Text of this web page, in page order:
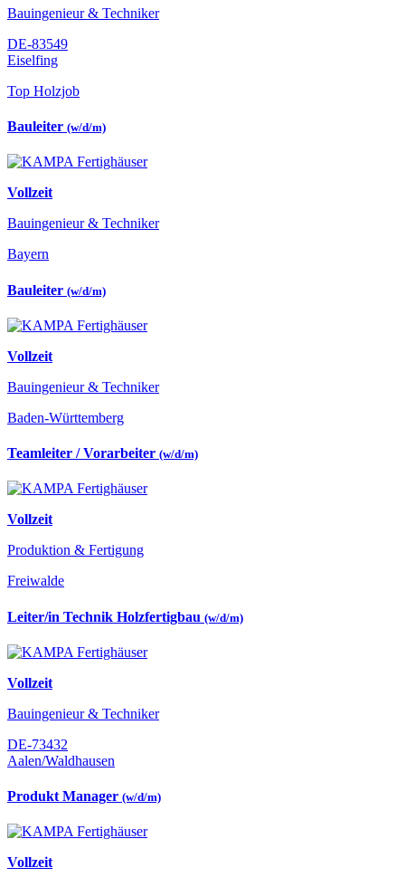
Bauingenieur & Techniker
DE-83549
Eiselfing
Top Holzjob
Bauleiter (w/d/m)
Vollzeit
Bauingenieur & Techniker
Bayern
Bauleiter (w/d/m)
Vollzeit
Bauingenieur & Techniker
Baden-Württemberg
Teamleiter / Vorarbeiter (w/d/m)
Vollzeit
Produktion & Fertigung
Freiwalde
Leiter/in Technik Holzfertigbau (w/d/m)
Vollzeit
Bauingenieur & Techniker
DE-73432
Aalen/Waldhausen
Produkt Manager (w/d/m)
Vollzeit